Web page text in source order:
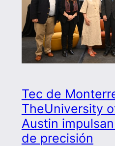
Tec de
TheUniversity
Austin
de precisión